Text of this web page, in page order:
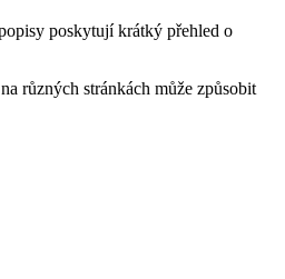
poskytují krátký přehled o
různých stránkách může způsobit